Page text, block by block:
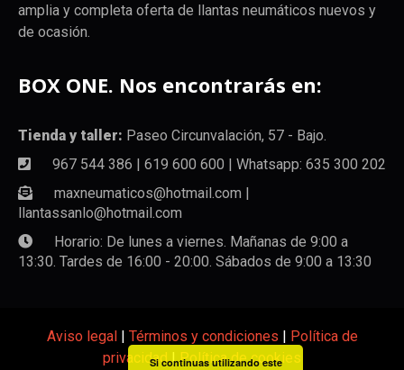
amplia y completa oferta de llantas neumáticos nuevos y
de ocasión.
BOX ONE. Nos encontrarás en:
Tienda y taller: Paseo Circunvalación, 57 - Bajo.
967 544 386 | 619 600 600 | Whatsapp: 635 300 202
maxneumaticos@hotmail.com |
llantassanlo@hotmail.com
Horario: De lunes a viernes. Mañanas de 9:00 a
13:30. Tardes de 16:00 - 20:00. Sábados de 9:00 a 13:30
Aviso legal| Términos y condiciones | Política de
privacidad|Política de cookies
Si continuas utilizando este